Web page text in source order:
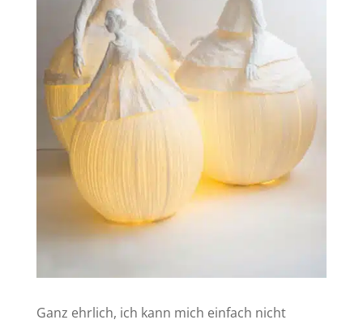
Ganz ehrlich, ich kann mich einfach nicht